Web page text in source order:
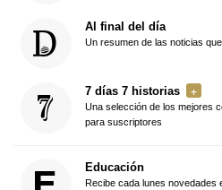
Al final del día
Un resumen de las noticias
7 días 7 historias
Una selección de los mejores
para suscriptores
Educación
Recibe cada lunes novedades